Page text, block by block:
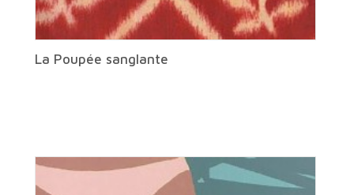
La Poupée sanglante